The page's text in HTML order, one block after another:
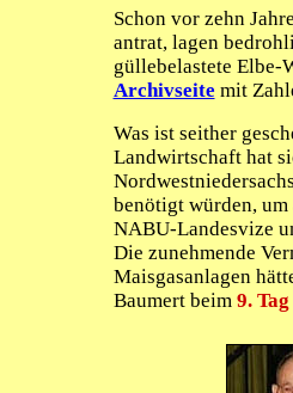
Schon vor zehn
antrat, lagen
güllebelastete Elbe-
Archivseite mit
Was ist seither
Landwirtschaft hat
benötigt würden,
NABU-Landesvize
Die zunehmende
Maisgasanlagen
Baumert beim 9.